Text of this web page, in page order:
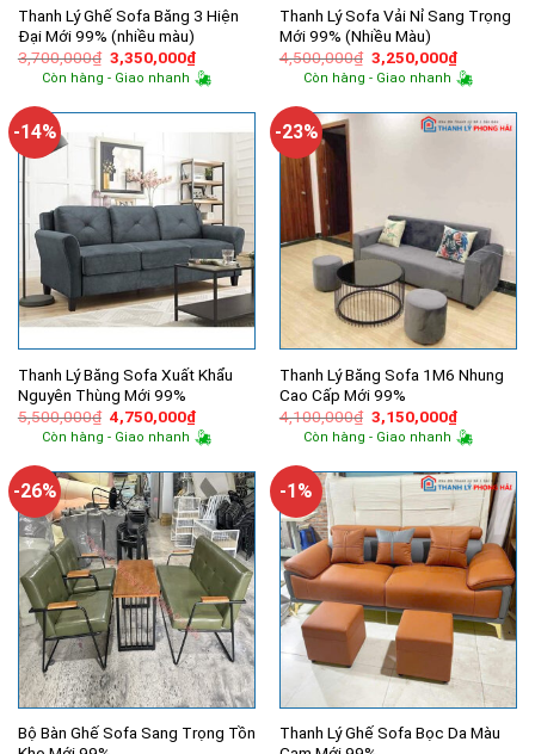
Thanh Lý Ghế Sofa Băng 3 Hiện
Đại Mới 99% (nhiều màu)
3,700,000₫ Giá
gốc
là:
3,350,000₫Giá
hiện
tại
3,350,000₫.
Còn hàng - Giao nhanh
Thanh Lý Sofa Vải Nỉ Sang Trọng
Mới 99% (Nhiều Màu)
4,500,000₫ Giá
gốc
là:
3,250,000₫Giá
hiện
tại
Còn hàng - Giao nhanh
-14%
Thanh Lý Băng Sofa Xuất Khẩu
Nguyên Thùng Mới 99%
5,500,000₫ Giá
gốc
là:
4,750,000₫Giá
hiện
tại
4,750,000₫.
Còn hàng - Giao nhanh
-23%
Thanh Lý Băng Sofa 1M6 Nhung
Cao Cấp Mới 99%
4,100,000₫ Giá
gốc
là:
3,150,000₫Giá
hiện
tại
Còn hàng - Giao nhanh
-26%
Bộ Bàn Ghế Sofa Sang Trọng Tồn
-1%
Thanh Lý Ghế Sofa Bọc Da Màu